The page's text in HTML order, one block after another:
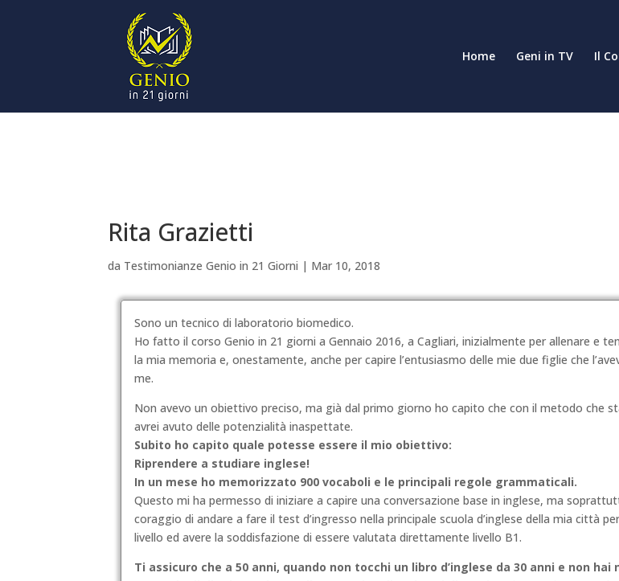
Home Geni in TV Il
Rita Grazietti
da Testimonianze Genio in 21 Giorni | Mar 10, 2018
Sono un tecnico di laboratorio biomedico.
Ho fatto il corso Genio in 21 giorni a Gennaio 2016, a Cagliari, inizialmente per allenare e
la mia memoria e, onestamente, anche per capire l’entusiasmo delle mie due figlie che
me.
Non avevo un obiettivo preciso, ma già dal primo giorno ho capito che con il metodo che
avrei avuto delle potenzialità inaspettate.
Subito ho capito quale potesse essere il mio obiettivo:
Riprendere a studiare inglese!
In un mese ho memorizzato 900 vocaboli e le principali regole grammaticali.
Questo mi ha permesso di iniziare a capire una conversazione base in inglese, ma
coraggio di andare a fare il test d’ingresso nella principale scuola d’inglese della mia città
livello ed avere la soddisfazione di essere valutata direttamente livello B1.
Ti assicuro che a 50 anni, quando non tocchi un libro d’inglese da 30 anni e non hai